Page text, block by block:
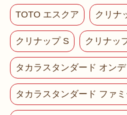
TOTO エスクア クリナ
クリナップ S クリナッ
タカラスタンダード オン
タカラスタンダード ファ